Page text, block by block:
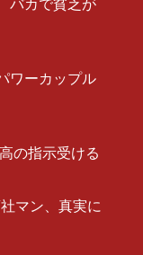
バカで貧乏が
ワーカップル
の指示受ける
マン、真実に